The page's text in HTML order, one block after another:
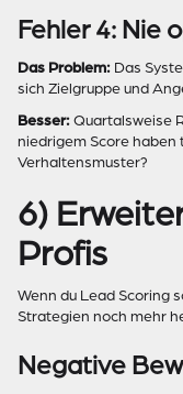
Fehler 4: Nie
Das Problem: Das
sich Zielgruppe und
Besser: Quartalsweise
niedrigem Score haben
Verhaltensmuster?
6)
Profis
Wenn du Lead Scoring
Strategien noch mehr
Negative